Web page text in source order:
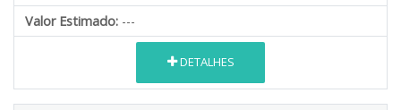
Valor Estimado: ---
DETALHES